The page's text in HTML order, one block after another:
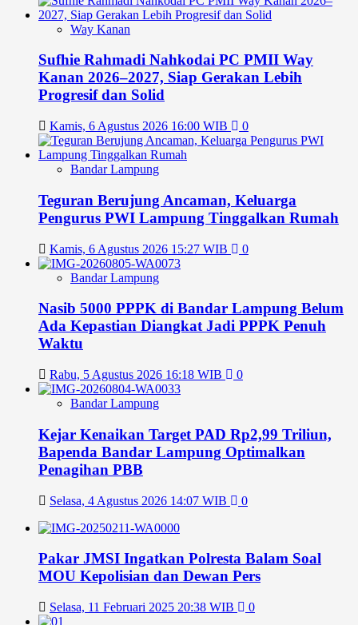
Way Kanan
Sufhie Rahmadi Nahkodai PC PMII Way
Kanan 2026–2027, Siap Gerakan Lebih
Progresif dan Solid
Kamis, 6 Agustus 2026 16:00 WIB 0
Bandar Lampung
Teguran Berujung Ancaman, Keluarga
Pengurus PWI Lampung Tinggalkan Rumah
Kamis, 6 Agustus 2026 15:27 WIB 0
Bandar Lampung
Nasib 5000 PPPK di Bandar Lampung Belum
Ada Kepastian Diangkat Jadi PPPK Penuh
Waktu
Rabu, 5 Agustus 2026 16:18 WIB 0
Bandar Lampung
Kejar Kenaikan Target PAD Rp2,99 Triliun,
Bapenda Bandar Lampung Optimalkan
Penagihan PBB
Selasa, 4 Agustus 2026 14:07 WIB 0
Pakar JMSI Ingatkan Polresta Balam Soal
MOU Kepolisian dan Dewan Pers
Selasa, 11 Februari 2025 20:38 WIB 0